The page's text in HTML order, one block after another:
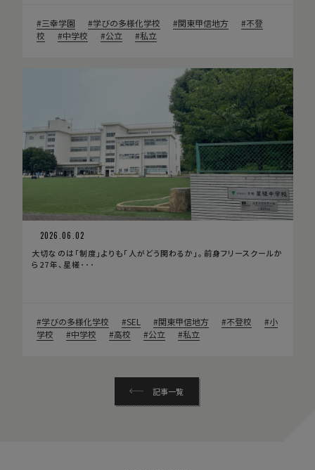
三幸学園 学びの多様化学校 関東甲信地方
不登
校
中学校 公立 私立
2026.06.02
大切なのは「制度」よりも「人がどう関わるか」。前身フリースクールか
ら27年、星槎･･･
学びの多様化学校 SEL 関東甲信地方 不登校
小
学校
中学校 高校 公立 私立
記事一覧